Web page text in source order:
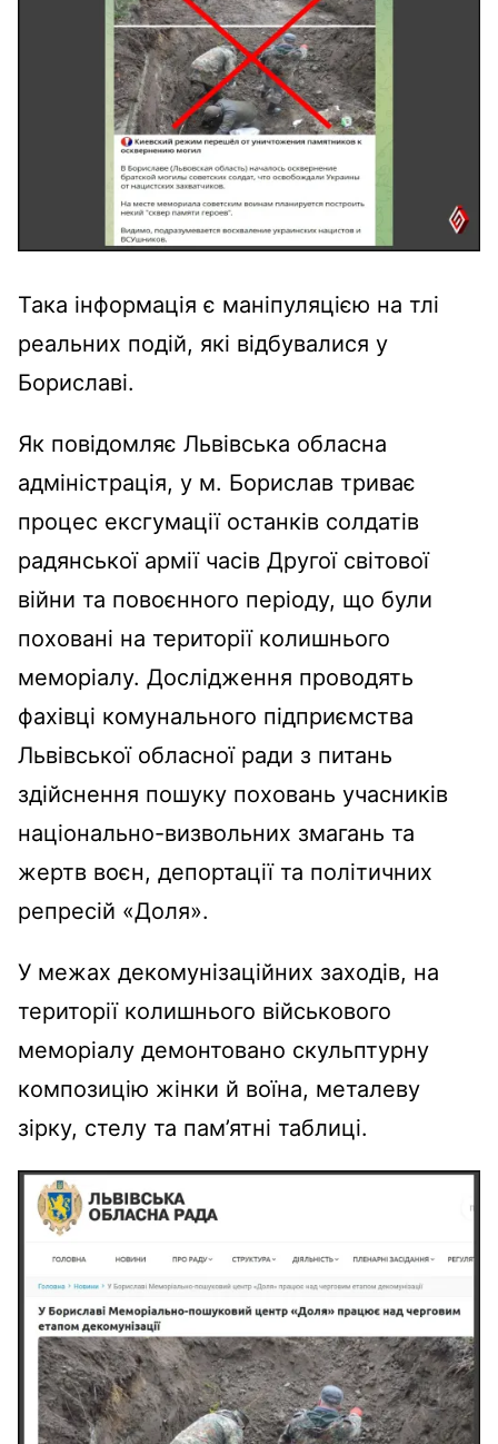
Така інформація є маніпуляцією на тлі
реальних подій, які відбувалися у
Бориславі.
Як повідомляє Львівська обласна
адміністрація, у м. Борислав триває
процес ексгумації останків солдатів
радянської армії часів Другої світової
війни та повоєнного періоду, що були
поховані на території колишнього
меморіалу. Дослідження проводять
фахівці комунального підприємства
Львівської обласної ради з питань
здійснення пошуку поховань учасників
національно-визвольних змагань та
жертв воєн, депортації та політичних
репресій «Доля».
У межах декомунізаційних заходів, на
території колишнього військового
меморіалу демонтовано скульптурну
композицію жінки й воїна, металеву
зірку, стелу та пам’ятні таблиці.